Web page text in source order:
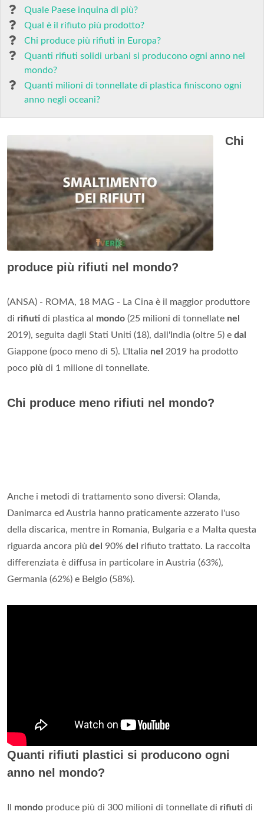
Quale Paese inquina di più?
Qual è il rifiuto più prodotto?
Chi produce più rifiuti in Europa?
Quanti rifiuti solidi urbani si producono ogni anno nel
mondo?
Quanti milioni di tonnellate di plastica finiscono ogni
anno negli oceani?
Chi
produce più rifiuti nel mondo?
(ANSA) - ROMA, 18 MAG - La Cina è il maggior produttore
di rifiuti di plastica al mondo (25 milioni di tonnellate nel
2019), seguita dagli Stati Uniti (18), dall'India (oltre 5) e dal
Giappone (poco meno di 5). L'Italia nel 2019 ha prodotto
poco più di 1 milione di tonnellate.
Chi produce meno rifiuti nel mondo?
Anche i metodi di trattamento sono diversi: Olanda,
Danimarca ed Austria hanno praticamente azzerato l'uso
della discarica, mentre in Romania, Bulgaria e a Malta questa
riguarda ancora più del 90% del
rifiuto trattato. La raccolta
differenziata è diffusa in particolare in Austria (63%),
Germania (62%) e Belgio (58%).
Quanti rifiuti plastici si producono ogni
anno nel mondo?
mondo produce più di 300 milioni di tonnellate di rifiuti di